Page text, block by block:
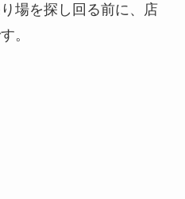
選び方ガイド！
場を探し回る前に、店
。